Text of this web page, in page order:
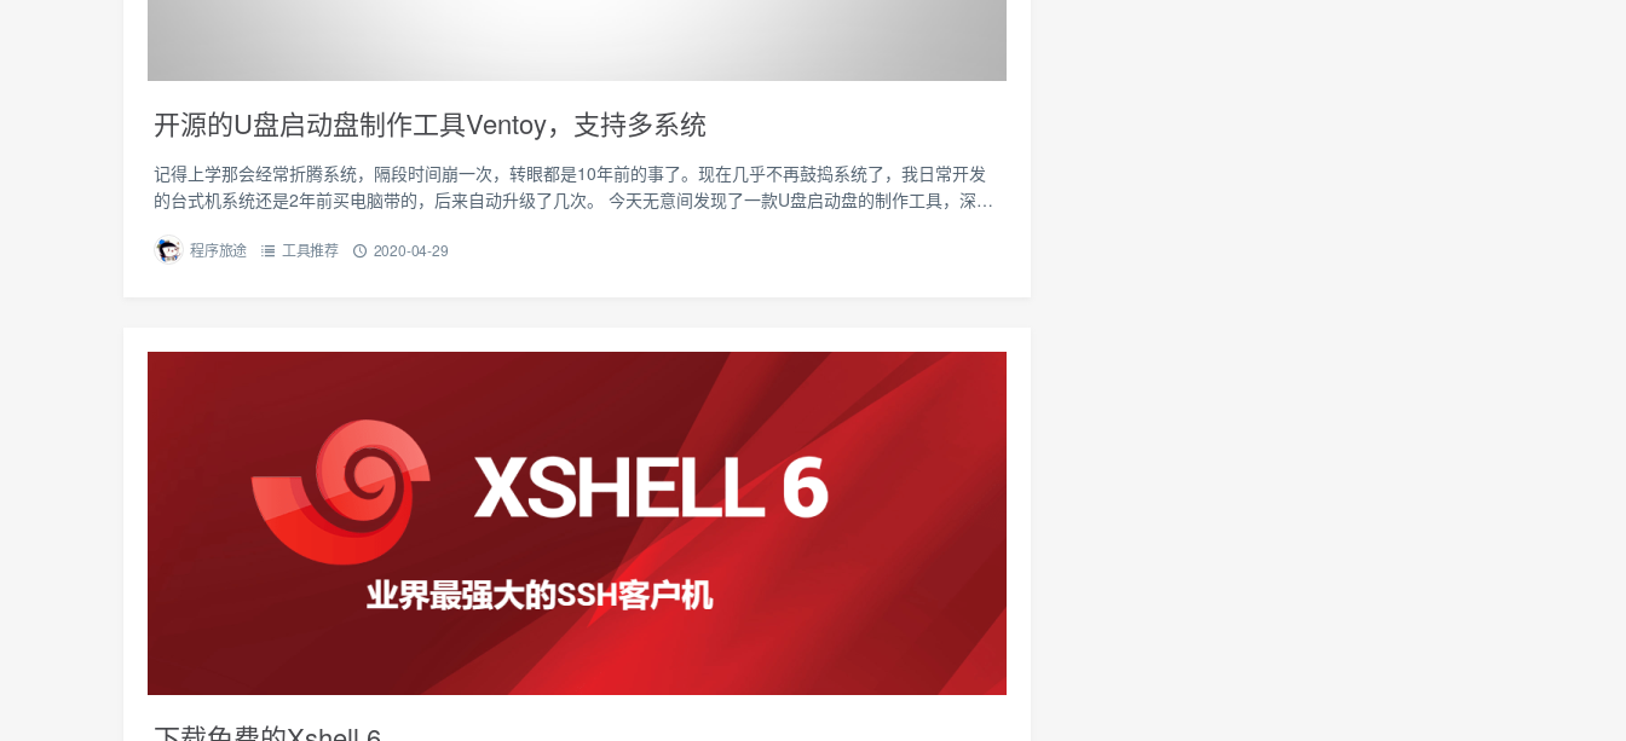
开源的U盘启动盘制作工具Ventoy，支持多系统
记得上学那会经常折腾系统，隔段时间崩一次，转眼都是10年前的事了。现在几乎不再鼓捣系统了，我日常开发